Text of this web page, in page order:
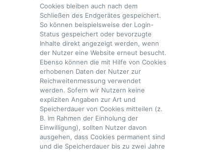
Cookies bleiben auch nach dem
Schließen des Endgerätes gespeichert.
So können beispielsweise der Login-
Status gespeichert oder bevorzugte
Inhalte direkt angezeigt werden, wenn
der Nutzer eine Website erneut besucht.
Ebenso können die mit Hilfe von Cookies
erhobenen Daten der Nutzer zur
Reichweitenmessung verwendet
werden. Sofern wir Nutzern keine
expliziten Angaben zur Art und
Speicherdauer von Cookies mitteilen (z.
B. im Rahmen der Einholung der
Einwilligung), sollten Nutzer davon
ausgehen, dass Cookies permanent sind
und die Speicherdauer bis zu zwei Jahre